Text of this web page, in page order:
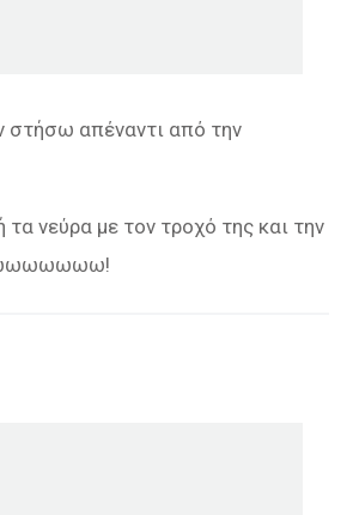
στήσω απέναντι από την
τα νεύρα με τον τροχό της και την